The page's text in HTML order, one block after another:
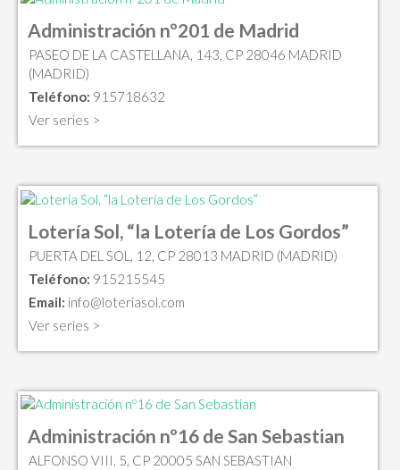
Administración nº201 de Madrid
PASEO DE LA CASTELLANA, 143, CP 28046 MADRID
(MADRID)
Teléfono: 915718632
Ver series >
Lotería Sol, “la Lotería de Los Gordos”
PUERTA DEL SOL, 12, CP 28013 MADRID (MADRID)
Teléfono: 915215545
Email: info@loteriasol.com
Ver series >
Administración nº16 de San Sebastian
ALFONSO VIII, 5, CP 20005 SAN SEBASTIAN